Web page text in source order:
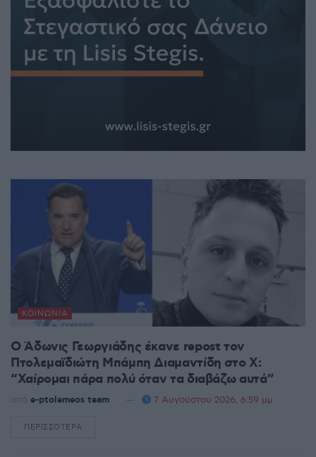
ΚΟΙΝΩΝΊΑ
Ο Άδωνις Γεωργιάδης έκανε repost τον
Πτολεμαϊδιώτη Μπάμπη Διαμαντίδη στο X:
“Χαίρομαι πάρα πολύ όταν τα διαβάζω αυτά”
από e-ptolemeos team 7 Αυγούστου 2026, 6:59 μμ
ΠΕΡΙΣΣΌΤΕΡΑ